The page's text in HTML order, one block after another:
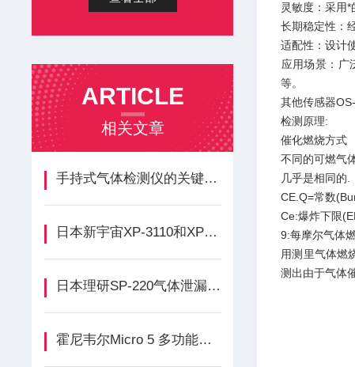
ARTICLE
相关文章
手持式气体检测仪的关键特性与选型要点
日本新宇宙XP-3110和XP-3310II有什么区别？
日本理研SP-220气体泄漏检测仪有哪些标准配件
霍尼韦尔Micro 5 多功能复合气体检测仪的功能介绍
灵敏度‌：采用*
长期稳定性‌：
适配性‌：设计
应用场景‌：广
等‌。
其他传感器
检测原理:
催化燃烧方式
不同的可燃气
几乎是相同的.
CE.Q=常数
Ce:爆炸下限
9:每摩尔气体
用测里气体燃
测出由于气体